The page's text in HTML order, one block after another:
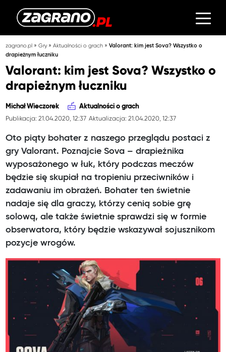
zagrano.pl »Gry»Aktualności o grach »Valorant: kim jest Sova? Wszystko o
drapieżnym łuczniku
Valorant: kim jest Sova? Wszystko o
drapieżnym łuczniku
Michał Wieczorek Aktualności o grach
Publikacja: 21.04.2020, 12:37 Aktualizacja: 21.04.2020, 12:37
Oto piąty bohater z naszego przeglądu postaci z
gry Valorant. Poznajcie Sova – drapieżnika
wyposażonego w łuk, który podczas meczów
będzie się skupiał na tropieniu przeciwników i
zadawaniu im obrażeń. Bohater ten świetnie
nadaje się dla graczy, którzy cenią sobie grę
solową, ale także świetnie sprawdzi się w formie
obserwatora, który będzie wskazywał sojusznikom
pozycje wrogów.